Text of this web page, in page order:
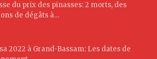
du prix des pinasses: 2 morts, des
de dégâts à…
2022 à Grand-Bassam: Les dates de